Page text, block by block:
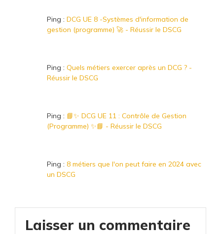
Ping : DCG UE 8 -Systèmes d'information de
gestion (programme) 🚀 - Réussir le DSCG
Ping : Quels métiers exercer après un DCG ? -
Réussir le DSCG
Ping : 📘✨ DCG UE 11 : Contrôle de Gestion
(Programme) ✨📘 - Réussir le DSCG
Ping : 8 métiers que l'on peut faire en 2024 avec
un DSCG
Laisser un commentaire